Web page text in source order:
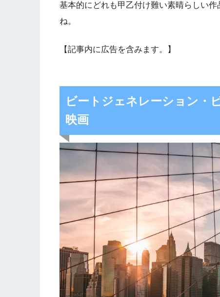
基本的にどれも甲乙付け難い素晴らしい
ね。
【記事内に広告を含みます。】
ビートジェネレーション・
映画